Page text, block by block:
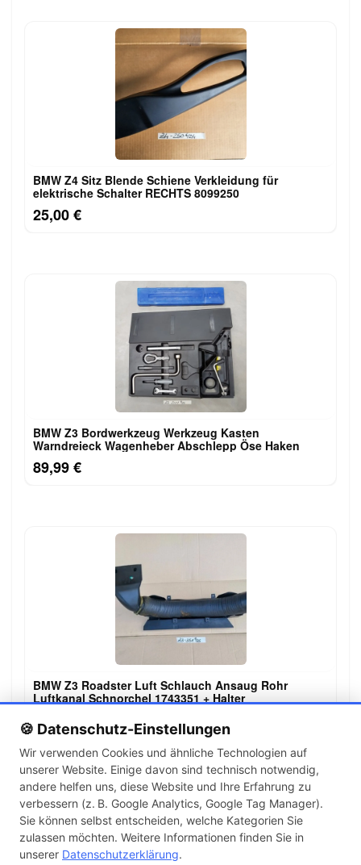
🍪 Datenschutz-Einstellungen
Wir verwenden Cookies und ähnliche Technologien auf
unserer Website. Einige davon sind technisch notwendig,
andere helfen uns, diese Website und Ihre Erfahrung zu
verbessern (z. B. Google Analytics, Google Tag Manager).
Sie können selbst entscheiden, welche Kategorien Sie
zulassen möchten. Weitere Informationen finden Sie in
unserer Datenschutzerklärung.
BMW Z4 Sitz Blende Schiene Verkleidung für
elektrische Schalter RECHTS 8099250
25,00 €
BMW Z3 Bordwerkzeug Werkzeug Kasten
Warndreieck Wagenheber Abschlepp Öse Haken
89,99 €
BMW Z3 Roadster Luft Schlauch Ansaug Rohr
Luftkanal Schnorchel 1743351 + Halter
99,00 €
← 1 2 3 … 142 →
Artikel pro Seite